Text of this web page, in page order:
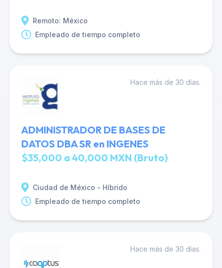
Remoto: México
Empleado de tiempo completo
Hace más de 30 días.
ADMINISTRADOR DE BASES DE
DATOS DBA SR en INGENES
$35,000 a 40,000 MXN (Bruto)
Ciudad de México - Híbrido
Empleado de tiempo completo
Hace más de 30 días.